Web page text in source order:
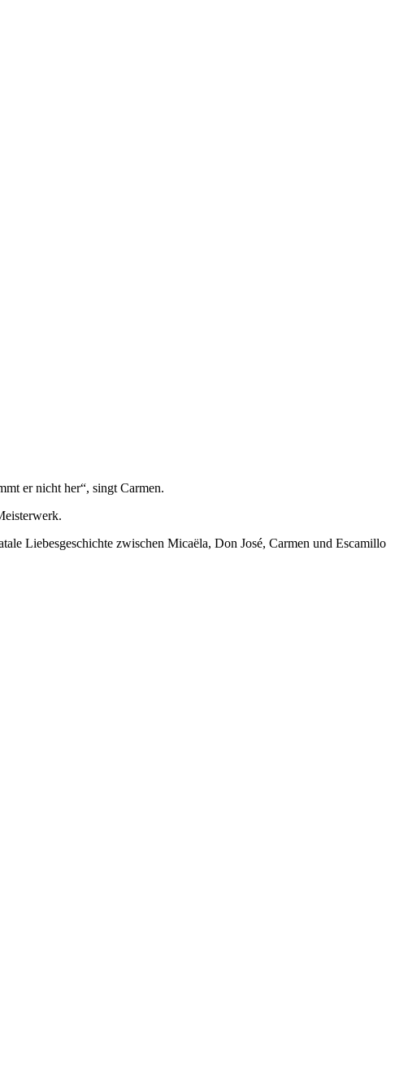
er nicht her“, singt Carmen.
Liebesgeschichte zwischen Micaëla, Don José, Carmen und Escamillo